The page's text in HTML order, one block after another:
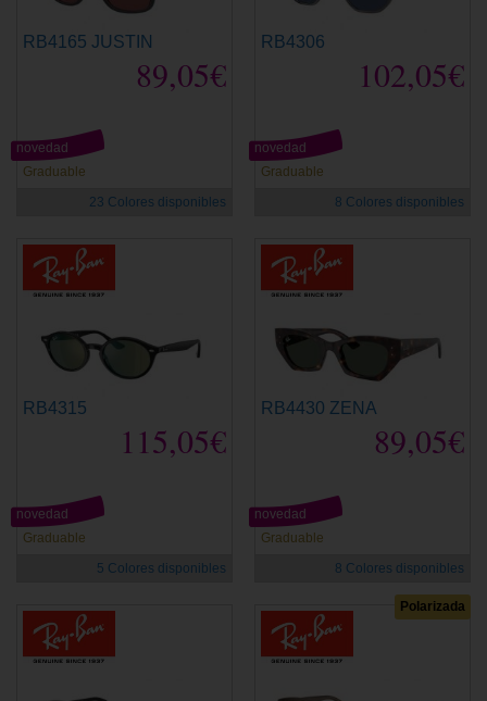
RB4165 JUSTIN
89,05€
Graduable
novedad
23 Colores disponibles
RB4306
102,05€
Graduable
novedad
8 Colores disponibles
RB4315
115,05€
Graduable
novedad
5 Colores disponibles
RB4430 ZENA
89,05€
Graduable
novedad
8 Colores disponibles
Polarizada